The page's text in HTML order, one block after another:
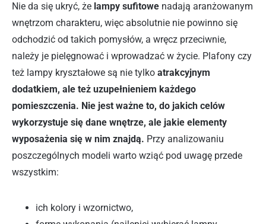
Nie da się ukryć, że lampy sufitowe nadają aranżowanym
wnętrzom charakteru, więc absolutnie nie powinno się
odchodzić od takich pomysłów, a wręcz przeciwnie,
należy je pielęgnować i wprowadzać w życie. Plafony czy
też lampy kryształowe są nie tylko atrakcyjnym
dodatkiem, ale też uzupełnieniem każdego
pomieszczenia. Nie jest ważne to, do jakich celów
wykorzystuje się dane wnętrze, ale jakie elementy
wyposażenia się w nim znajdą. Przy analizowaniu
poszczególnych modeli warto wziąć pod uwagę przede
wszystkim:
ich kolory i wzornictwo,